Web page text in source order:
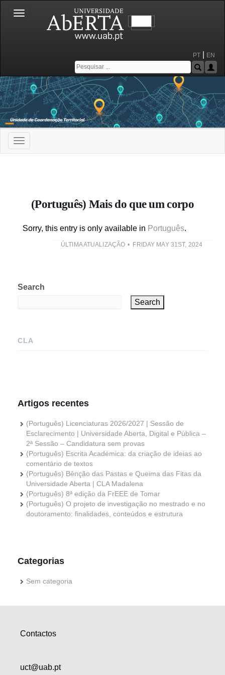
Toggle
navigation
PT EN
Toggle
navigation
(Português) Mais do que um corpo
Sorry, this entry is only available in Português.
ÚLTIMA ATUALIZAÇÃO FRIDAY MAY 31ST, 2024
Search
Search
CLA
Artigos recentes
(Português) Licenciaturas 2026/2027 | Sessão de
Esclarecimento | Universidade Aberta, Digital e Pública –
2ª Sessão – Candidatura sem provas
(Português) Escrita Académica: da criação de ideias ao
comentário de textos
(Português) Bênção das Pastas e Queima das Fitas da
Universidade Aberta | CLA Madalena
(Português) 8ª edição da FrEEE de Tomar
(Português) O projeto de investigação no mestrado e no
doutoramento: finalidades, conteúdos e estrutura
Categorias
Sem categoria
Contactos
uct@uab.pt